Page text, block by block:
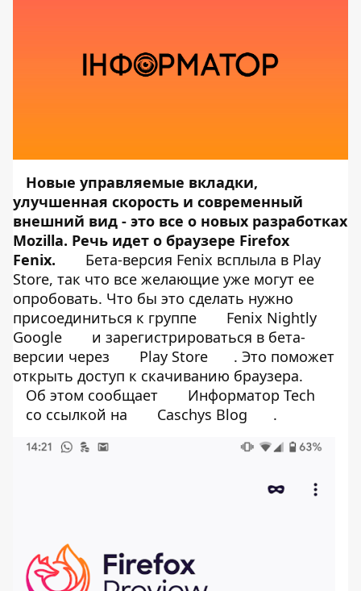
Новые управляемые вкладки,
улучшенная скорость и современный
внешний вид - это все о новых разработках
Mozilla. Речь идет о браузере Firefox
Fenix.
Бета-версия Fenix всплыла в Play
Store, так что все желающие уже могут ее
опробовать. Что бы это сделать нужно
присоединиться к группе
Fenix ​​Nightly
Google
и зарегистрироваться в бета-
версии через
Play Store
. Это поможет
открыть доступ к скачиванию браузера.
Об этом сообщает
Информатор Tech
со ссылкой на
Caschys Blog .